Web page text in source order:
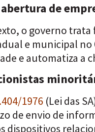
de
o governo trata
e municipal no
e automatiza a
1976 (Lei das
de envio de
dispositivos